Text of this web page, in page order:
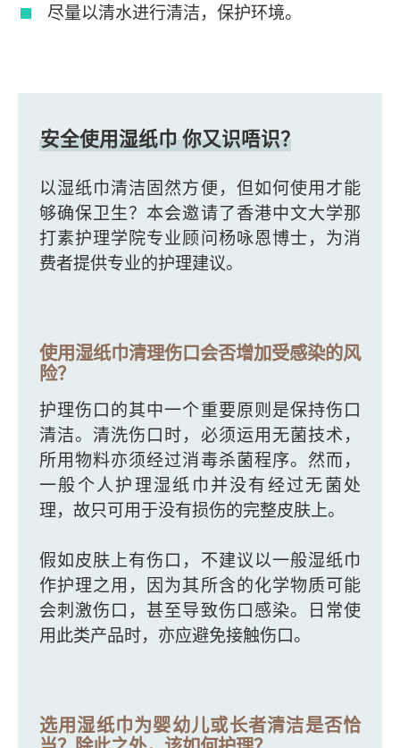
尽量以清水进行清洁，保护环境。
安全使用湿纸巾 你又识唔识？
以湿纸巾清洁固然方便，但如何使用才能
够确保卫生？本会邀请了香港中文大学那
打素护理学院专业顾问杨咏恩博士，为消
费者提供专业的护理建议。
使用湿纸巾清理伤口会否增加受感染的风
险？
护理伤口的其中一个重要原则是保持伤口
清洁。清洗伤口时，必须运用无菌技术，
所用物料亦须经过消毒杀菌程序。然而，
一般个人护理湿纸巾并没有经过无菌处
理，故只可用于没有损伤的完整皮肤上。
假如皮肤上有伤口，不建议以一般湿纸巾
作护理之用，因为其所含的化学物质可能
会刺激伤口，甚至导致伤口感染。日常使
用此类产品时，亦应避免接触伤口。
选用湿纸巾为婴幼儿或长者清洁是否恰